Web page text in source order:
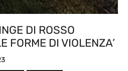
DI ROSSO
FORME DI VIOLENZA’